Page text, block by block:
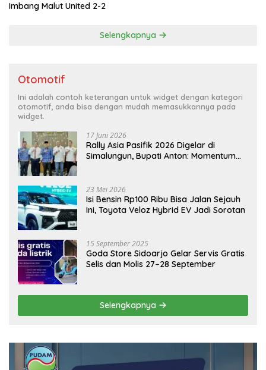
Imbang Malut United 2-2
Selengkapnya
Otomotif
Ini adalah contoh keterangan untuk widget dengan kategori
otomotif, anda bisa dengan mudah memasukkannya pada
widget.
17 Juni 2026
Rally Asia Pasifik 2026 Digelar di
Simalungun, Bupati Anton: Momentum
23 Mei 2026
Isi Bensin Rp100 Ribu Bisa Jalan Sejauh
Ini, Toyota Veloz Hybrid EV Jadi Sorotan
15 September 2025
Goda Store Sidoarjo Gelar Servis Gratis
Selis dan Molis 27–28 September
Selengkapnya